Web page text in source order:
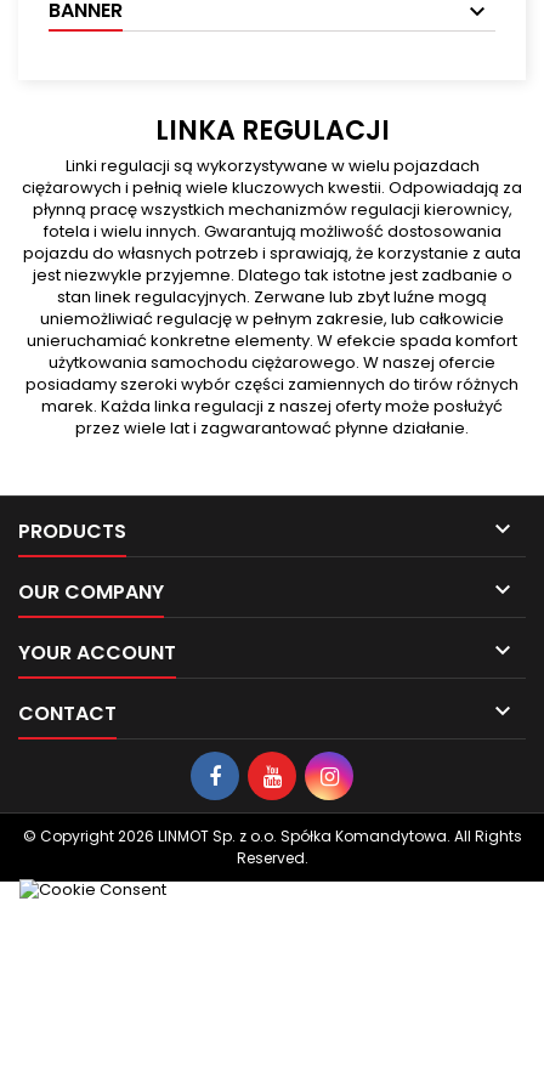
BANNER
LINKA REGULACJI
Linki regulacji są wykorzystywane w wielu pojazdach
ciężarowych i pełnią wiele kluczowych kwestii. Odpowiadają za
płynną pracę wszystkich mechanizmów regulacji kierownicy,
fotela i wielu innych. Gwarantują możliwość dostosowania
pojazdu do własnych potrzeb i sprawiają, że korzystanie z auta
jest niezwykle przyjemne. Dlatego tak istotne jest zadbanie o
stan linek regulacyjnych. Zerwane lub zbyt luźne mogą
uniemożliwiać regulację w pełnym zakresie, lub całkowicie
unieruchamiać konkretne elementy. W efekcie spada komfort
użytkowania samochodu ciężarowego. W naszej ofercie
posiadamy szeroki wybór części zamiennych do tirów różnych
marek. Każda linka regulacji z naszej oferty może posłużyć
przez wiele lat i zagwarantować płynne działanie.
PRODUCTS 
OUR COMPANY 
YOUR ACCOUNT 
CONTACT 
© Copyright 2026 LINMOT Sp. z o.o. Spółka Komandytowa. All Rights
Reserved.